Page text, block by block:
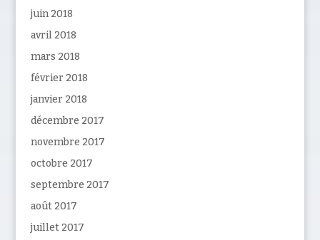
juin 2018
avril 2018
mars 2018
février 2018
janvier 2018
décembre 2017
novembre 2017
octobre 2017
septembre 2017
août 2017
juillet 2017